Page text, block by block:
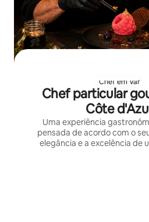
Chef em Var
Chef particular
Côte
Uma experiência
pensada de acordo com o
elegância e a excelência de